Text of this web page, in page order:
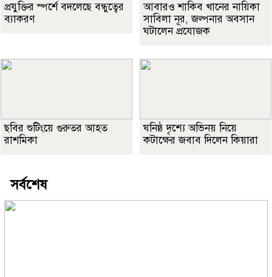
প্রযুক্তির স্পর্শে বদলেছে বন্ধুত্বের
ব্যাকরণ
আবারও শাকিব খানের নায়িকা
সাবিলা নূর, জল্পনার অবসান
ঘটালেন প্রযোজক
ছবির শুটিংয়ে গুরুতর আহত
রাশমিকা
ঘনিষ্ঠ দৃশ্যে অভিনয় নিয়ে
কটাক্ষের জবাব দিলেন কিয়ারা
সর্বশেষ